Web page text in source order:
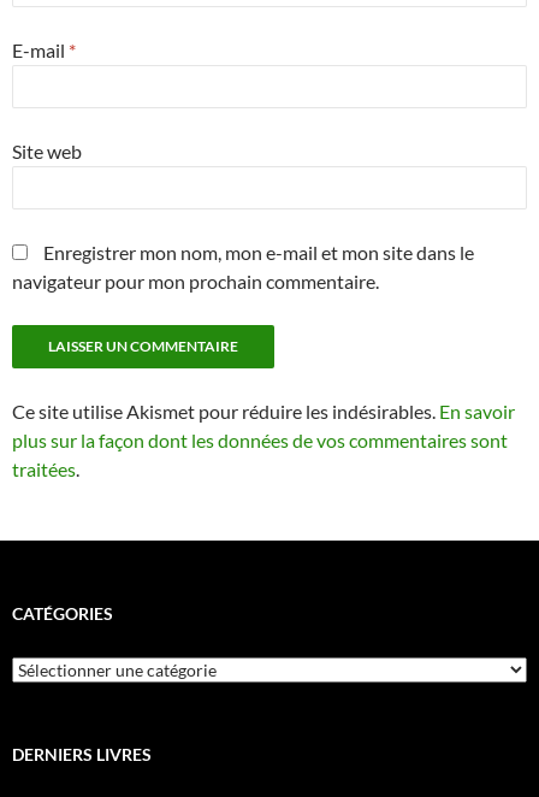
E-mail *
Site web
Enregistrer mon nom, mon e-mail et mon site dans le
navigateur pour mon prochain commentaire.
Ce site utilise Akismet pour réduire les indésirables. En savoir
plus sur la façon dont les données de vos commentaires sont
traitées.
CATÉGORIES
Catégories
DERNIERS LIVRES